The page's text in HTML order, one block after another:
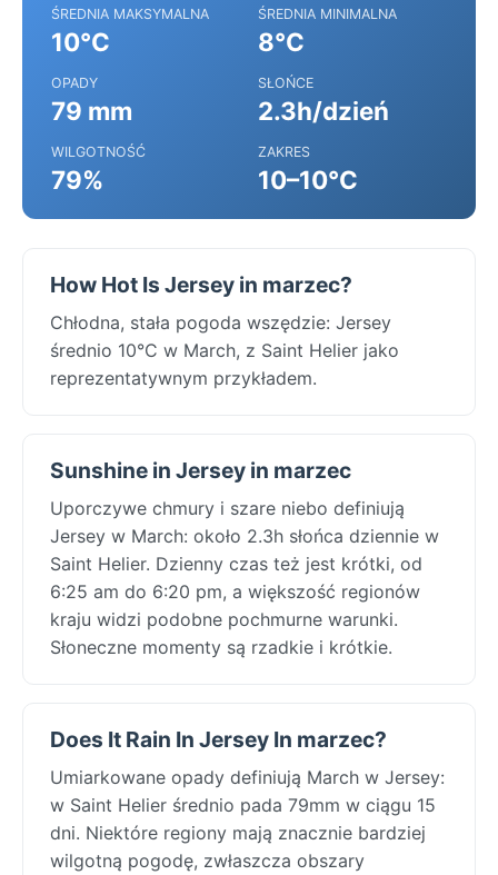
ŚREDNIA MAKSYMALNA
10°C
ŚREDNIA MINIMALNA
8°C
OPADY
79 mm
SŁOŃCE
2.3h/dzień
WILGOTNOŚĆ
79%
ZAKRES
10–10°C
How Hot Is Jersey in marzec?
Chłodna, stała pogoda wszędzie: Jersey
średnio 10°C w March, z Saint Helier jako
reprezentatywnym przykładem.
Sunshine in Jersey in marzec
Uporczywe chmury i szare niebo definiują
Jersey w March: około 2.3h słońca dziennie w
Saint Helier. Dzienny czas też jest krótki, od
6:25 am do 6:20 pm, a większość regionów
kraju widzi podobne pochmurne warunki.
Słoneczne momenty są rzadkie i krótkie.
Does It Rain In Jersey In marzec?
Umiarkowane opady definiują March w Jersey:
w Saint Helier średnio pada 79mm w ciągu 15
dni. Niektóre regiony mają znacznie bardziej
wilgotną pogodę, zwłaszcza obszary